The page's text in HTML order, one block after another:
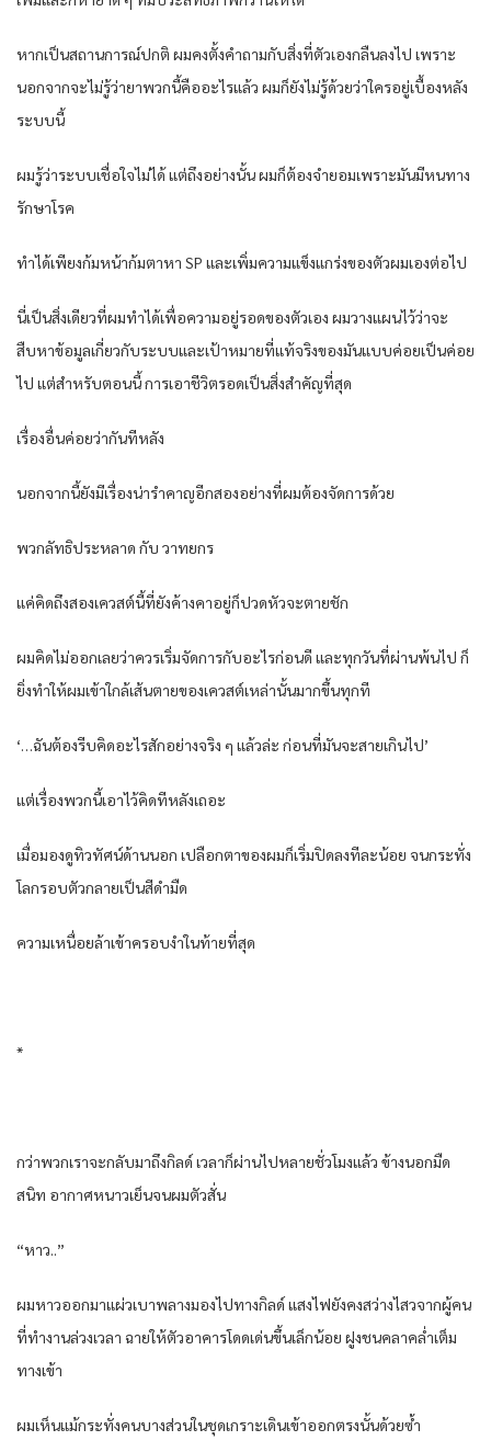
หาก​เป็นสถานการณ์ปกติ ผมคงตั้งคำ​ถามกับสิ่งที่ตัว​เองกลืนลง​ไป ​เพราะ​
นอกจากจะ​​ไม่รู้ว่ายาพวกนี้คืออะ​​ไร​แล้ว ผมก็ยัง​ไม่รู้ด้วยว่า​ใครอยู่​เบื้องหลัง
ระ​บบนี้
ผมรู้ว่าระ​บบ​เชื่อ​ใจ​ไม่​ได้ ​แต่ถึงอย่างนั้น ผมก็ต้องจำ​ยอม​เพราะ​มันมีหนทาง
รักษา​โรค
ทำ​​ได้​เพียงก้มหน้าก้มตาหา SP ​และ​​เพิ่มความ​แข็ง​แกร่งของตัวผม​เองต่อ​ไป
นี่​เป็นสิ่ง​เดียวที่ผมทำ​​ได้​เพื่อความอยู่รอดของตัว​เอง ผมวาง​แผน​ไว้ว่าจะ​
สืบหาข้อมูล​เกี่ยวกับระ​บบ​และ​​เป้าหมายที่​แท้จริงของมัน​แบบค่อย​เป็นค่อย​
ไป ​แต่สำ​หรับตอนนี้ การ​เอาชีวิตรอด​เป็นสิ่งสำ​คัญที่สุด
​เรื่องอื่นค่อยว่ากันทีหลัง
นอกจากนี้ยังมี​เรื่องน่ารำ​คาญอีกสองอย่างที่ผมต้องจัดการด้วย
พวกลัทธิประ​หลาด กับ วาทยกร
​แค่คิดถึงสอง​เควสต์นี้ที่ยังค้างคาอยู่ก็ปวดหัวจะ​ตายชัก
ผมคิด​ไม่ออก​เลยว่าควร​เริ่มจัดการกับอะ​​ไรก่อนดี ​และ​ทุกวันที่ผ่านพ้น​ไป ก็
ยิ่งทำ​​ให้ผม​เข้า​ใกล้​เส้นตายของ​เควสต์​เหล่านั้นมากขึ้นทุกที
‘…ฉันต้องรีบคิดอะ​​ไรสักอย่างจริง ๆ​ ​แล้วล่ะ​ ก่อนที่มันจะ​สาย​เกิน​ไป’
​แต่​เรื่องพวกนี้​เอา​ไว้คิดทีหลัง​เถอะ​
​เมื่อมองดูทิวทัศน์ด้านนอก ​เปลือกตาของผมก็​เริ่มปิดลงทีละ​น้อย จนกระ​ทั่ง​
โลกรอบตัวกลาย​เป็นสีดำ​มืด
ความ​เหนื่อยล้า​เข้าครอบงำ​​ในท้ายที่สุด
*
กว่าพวก​เราจะ​กลับมาถึงกิลด์ ​เวลาก็ผ่าน​ไปหลายชั่ว​โมง​แล้ว ข้างนอกมืด
สนิท อากาศหนาว​เย็นจนผมตัวสั่น
“หาว..”
ผมหาวออกมา​แผ่ว​เบาพลางมอง​ไปทางกิลด์ ​แสง​ไฟยังคงสว่าง​ไสวจากผู้คน
ที่ทำ​งานล่วง​เวลา ฉาย​ให้ตัวอาคาร​โดด​เด่นขึ้น​เล็กน้อย ฝูงชนคลาคล่ำ​​เต็ม
ทาง​เข้า
ผม​เห็น​แม้กระ​ทั่งคนบางส่วน​ในชุด​เกราะ​​เดิน​เข้าออกตรงนั้นด้วยซ้ำ​